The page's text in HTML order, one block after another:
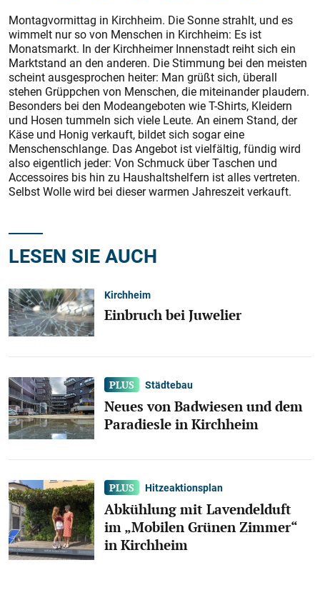
Montagvormittag in Kirchheim. Die Sonne strahlt, und es
wimmelt nur so von Menschen in Kirchheim: Es ist
Monatsmarkt. In der Kirchheimer Innenstadt reiht sich ein
Marktstand an den anderen. Die Stimmung bei den meisten
scheint ausgesprochen heiter: Man grüßt sich, überall
stehen Grüppchen von Menschen, die miteinander plaudern.
Besonders bei den Modeangeboten wie T-Shirts, Kleidern
und Hosen tummeln sich viele Leute. An einem Stand, der
Käse und Honig verkauft, bildet sich sogar eine
Menschenschlange. Das Angebot ist vielfältig, fündig wird
also eigentlich jeder: Von Schmuck über Taschen und
Accessoires bis hin zu Haushaltshelfern ist alles vertreten.
Selbst Wolle wird bei dieser warmen Jahreszeit verkauft.
LESEN SIE AUCH
Kirchheim
Einbruch bei Juwelier
Städtebau
Neues von Badwiesen und dem
Paradiesle in Kirchheim
Hitzeaktionsplan
Abkühlung mit Lavendelduft
im „Mobilen Grünen Zimmer“
in Kirchheim